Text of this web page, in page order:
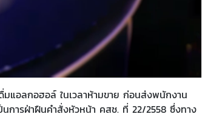
มแอลกอฮอล์ ในเวลาห้ามขาย ก่อนส่งพนักงาน
การฝ่าฝืนคำสั่งหัวหน้า คสช. ที่ 22/2558 ซึ่งทาง